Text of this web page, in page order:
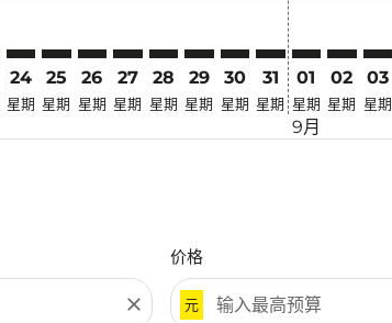
24
星期
25
星期
26
星期
27
星期
28
星期
29
星期
30
星期
31
星期
01
星期
9月
02
星期
03
星期
close
价格
元